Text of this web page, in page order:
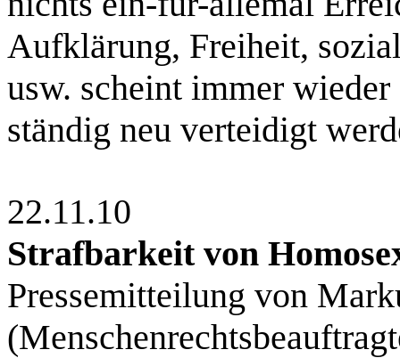
Aufklärung, Freiheit,
usw. scheint immer
ständig neu verteidigt
22.11.10
Strafbarkeit von
Pressemitteilung von